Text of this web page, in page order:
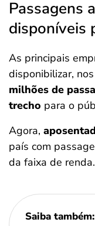
Passagens
disponíveis
As principais
disponibilizar,
milhões de
trecho para o
Agora,
país com
da faixa de renda.
Saiba também: